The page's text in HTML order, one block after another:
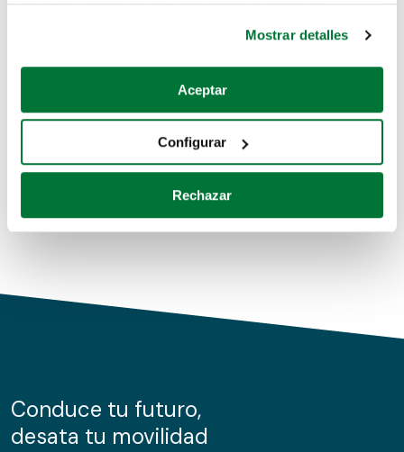
Si lo permite, también quisiéramos:
Recopilar información sobre su ubicación geográfica
Identificar su dispositivo analizándolo activamente
para buscar características específicas (huellas
Obtenga más información sobre cómo se procesan sus
de cookies.
información sobre el uso que haga del sitio web con
nuestros partners de redes sociales, publicidad y análisis
Mostrar detalles
Aceptar
Configurar
Rechazar
Coches de segunda mano
Coches de km0
Conduce tu futuro,
desata tu movilidad